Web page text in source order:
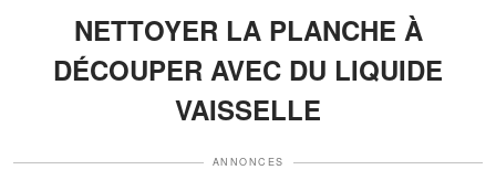
NETTOYER LA PLANCHE À
DÉCOUPER AVEC DU LIQUIDE
VAISSELLE
ANNONCES